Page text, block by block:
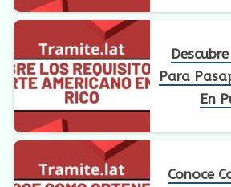
Para
En
Conoce